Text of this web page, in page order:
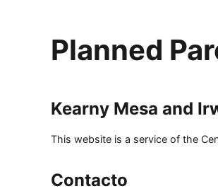
Planned
Kearny Mesa and
This website is a service of the
Contacto